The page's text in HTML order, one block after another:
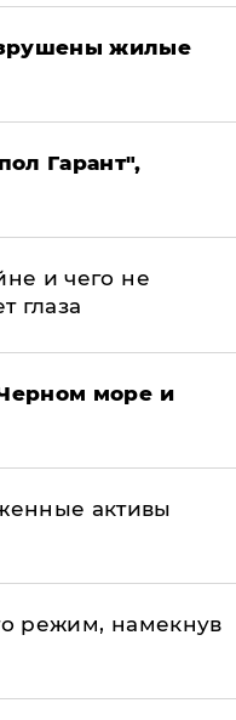
жилые
Гарант",
и чего не
глаза
Черном море и
активы
режим, намекнув